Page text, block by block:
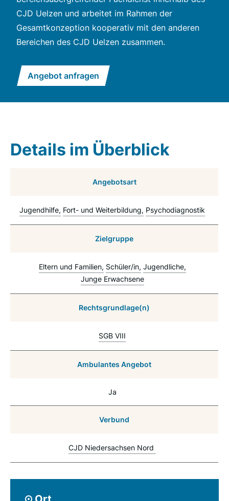
CJD Uelzen und arbeitet im Rahmen der
Gesamtkonzeption kooperativ mit den anderen
Bereichen des CJD Uelzen zusammen.
Angebot anfragen
Details im Überblick
Angebotsart
Jugendhilfe Fort- und Weiterbildung Psychodiagnostik
Zielgruppe
Eltern und Familien Schüler/in Jugendliche
Junge Erwachsene
Rechtsgrundlage(n)
SGB VIII
Ambulantes Angebot
Ja
Verbund
CJD Niedersachsen Nord